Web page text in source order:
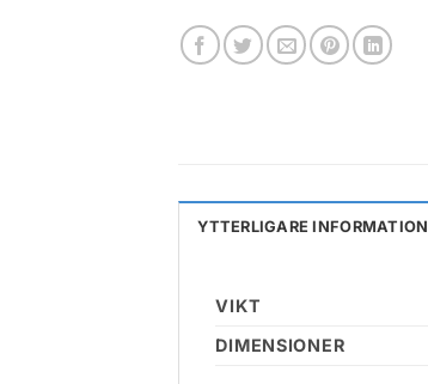
YTTERLIGARE INFORMATION
VIKT
DIMENSIONER